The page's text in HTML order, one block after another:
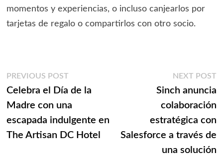
momentos y experiencias, o incluso canjearlos por
tarjetas de regalo o compartirlos con otro socio.
Navegación
de
entradas
PREVIOUS POSTPrevious
post:
Celebra el Día de la
Madre con una
escapada indulgente en
The Artisan DC Hotel
NEXT POST
Sinch anuncia
colaboración
estratégica con
Salesforce a través de
una solución